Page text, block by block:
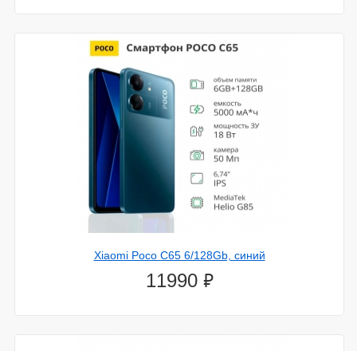
Xiaomi Poco C65 6/128Gb, синий
11990 ⃏